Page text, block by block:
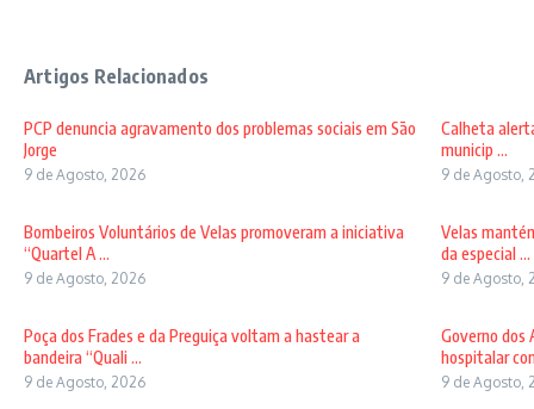
Artigos Relacionados
PCP denuncia agravamento dos problemas sociais em São
Jorge
9 de Agosto, 2026
Calheta
municip ...
9 de Agosto,
Bombeiros Voluntários de Velas promoveram a iniciativa
“Quartel A ...
9 de Agosto, 2026
Velas
da especial ...
9 de Agosto,
Poça dos Frades e da Preguiça voltam a hastear a
bandeira “Quali ...
9 de Agosto, 2026
Governo dos
hospitalar
9 de Agosto,